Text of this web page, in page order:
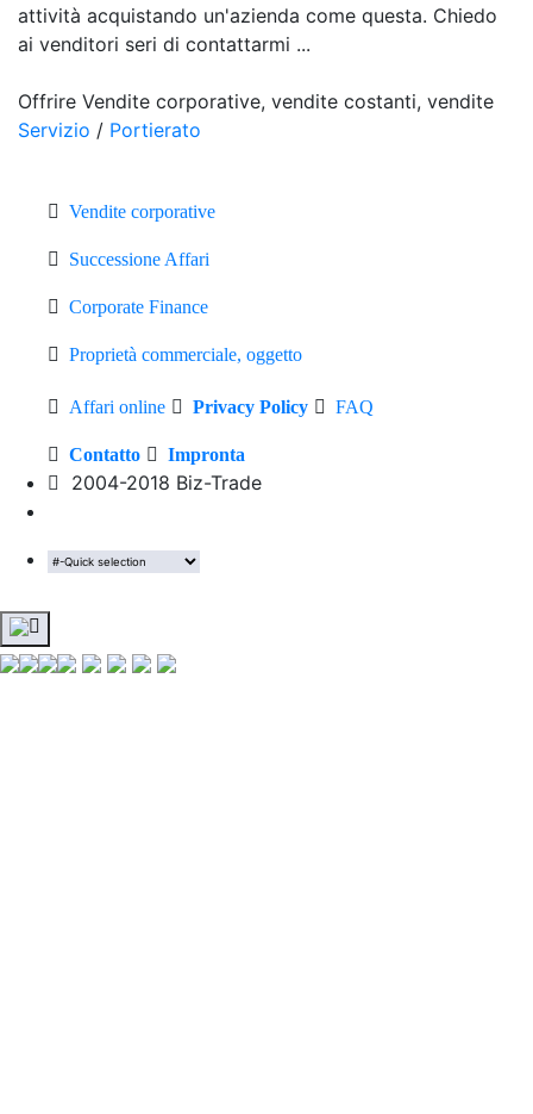
attività acquistando un'azienda come questa. Chiedo
ai venditori seri di contattarmi ...
Offrire Vendite corporative, vendite costanti, vendite
Servizio / Portierato
Vendite corporative
Successione Affari
Corporate Finance
Proprietà commerciale, oggetto
Affari online Privacy Policy FAQ
Contatto Impronta
2004-2018 Biz-Trade